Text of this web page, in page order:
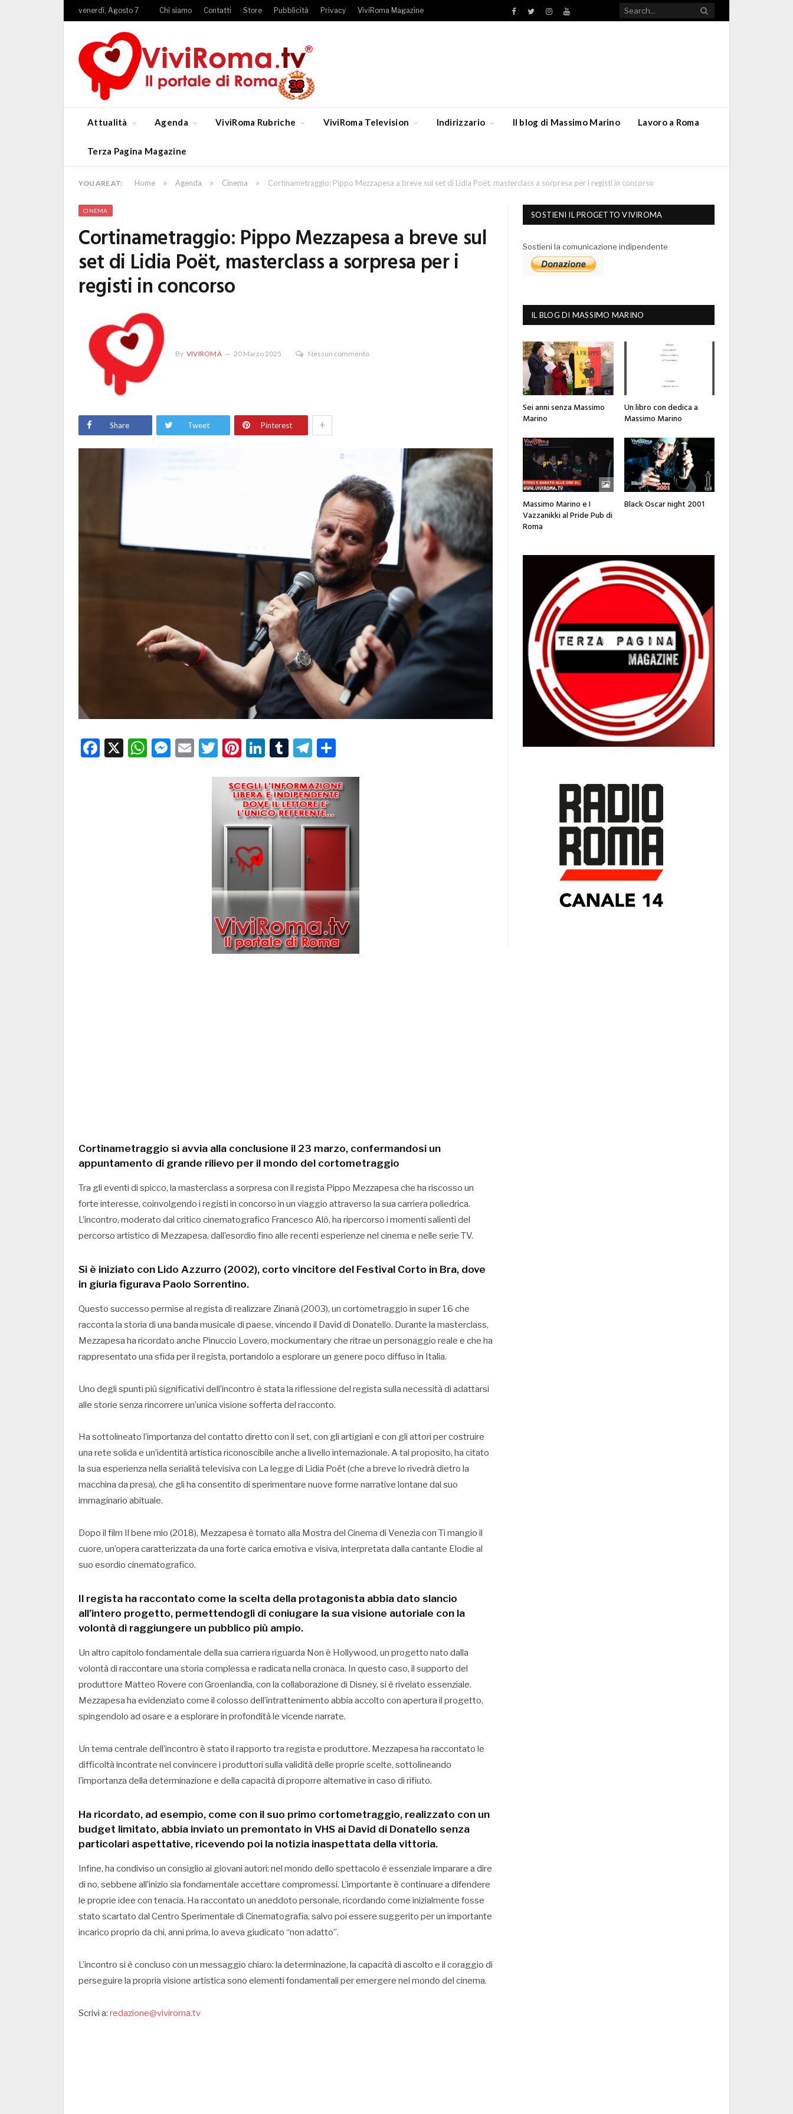
venerdì, Agosto 7 Chi siamo Contatti Store Pubblicità Privacy ViviRoma Magazine Facebook
TwitterInstagramYouTube
Attualità Agenda ViviRoma Rubriche ViviRoma Television Indirizzario Il blog di Massimo Marino Lavoro a Roma
Terza Pagina Magazine
YOU ARE AT: Home » Agenda » Cinema » Cortinametraggio: Pippo Mezzapesa a breve sul set di Lidia Poët, masterclass a sorpresa per i registi in concorso
CINEMA
Cortinametraggio: Pippo Mezzapesa a breve sul
set di Lidia Poët, masterclass a sorpresa per i
registi in concorso
By VIVIROMA 20 Marzo 2025 Nessun commento
Share Tweet Pinterest +
Facebook
X WhatsApp
Messenger
EmailTwitter
Pinterest
LinkedIn
TumblrTelegram
Cortinametraggio si avvia alla conclusione il 23 marzo, confermandosi un
appuntamento di grande rilievo per il mondo del cortometraggio
Tra gli eventi di spicco, la masterclass a sorpresa con il regista Pippo Mezzapesa che ha riscosso un
forte interesse, coinvolgendo i registi in concorso in un viaggio attraverso la sua carriera poliedrica.
L’incontro, moderato dal critico cinematografico Francesco Alò, ha ripercorso i momenti salienti del
percorso artistico di Mezzapesa, dall’esordio fino alle recenti esperienze nel cinema e nelle serie TV.
Si è iniziato con Lido Azzurro (2002), corto vincitore del Festival Corto in Bra, dove
in giuria figurava Paolo Sorrentino.
Questo successo permise al regista di realizzare Zinanà (2003), un cortometraggio in super 16 che
racconta la storia di una banda musicale di paese, vincendo il David di Donatello. Durante la masterclass,
Mezzapesa ha ricordato anche Pinuccio Lovero, mockumentary che ritrae un personaggio reale e che ha
rappresentato una sfida per il regista, portandolo a esplorare un genere poco diffuso in Italia.
Uno degli spunti più significativi dell’incontro è stata la riflessione del regista sulla necessità di adattarsi
alle storie senza rincorrere un’unica visione sofferta del racconto.
Ha sottolineato l’importanza del contatto diretto con il set, con gli artigiani e con gli attori per costruire
una rete solida e un’identità artistica riconoscibile anche a livello internazionale. A tal proposito, ha citato
la sua esperienza nella serialità televisiva con La legge di Lidia Poët (che a breve lo rivedrà dietro la
macchina da presa), che gli ha consentito di sperimentare nuove forme narrative lontane dal suo
immaginario abituale.
Dopo il film Il bene mio (2018), Mezzapesa è tornato alla Mostra del Cinema di Venezia con Ti mangio il
cuore, un’opera caratterizzata da una forte carica emotiva e visiva, interpretata dalla cantante Elodie al
suo esordio cinematografico.
Il regista ha raccontato come la scelta della protagonista abbia dato slancio
all’intero progetto, permettendogli di coniugare la sua visione autoriale con la
volontà di raggiungere un pubblico più ampio.
Un altro capitolo fondamentale della sua carriera riguarda Non è Hollywood, un progetto nato dalla
volontà di raccontare una storia complessa e radicata nella cronaca. In questo caso, il supporto del
produttore Matteo Rovere con Groenlandia, con la collaborazione di Disney, si è rivelato essenziale.
Mezzapesa ha evidenziato come il colosso dell’intrattenimento abbia accolto con apertura il progetto,
spingendolo ad osare e a esplorare in profondità le vicende narrate.
Un tema centrale dell’incontro è stato il rapporto tra regista e produttore. Mezzapesa ha raccontato le
difficoltà incontrate nel convincere i produttori sulla validità delle proprie scelte, sottolineando
l’importanza della determinazione e della capacità di proporre alternative in caso di rifiuto.
Ha ricordato, ad esempio, come con il suo primo cortometraggio, realizzato con un
budget limitato, abbia inviato un premontato in VHS ai David di Donatello senza
particolari aspettative, ricevendo poi la notizia inaspettata della vittoria.
Infine, ha condiviso un consiglio ai giovani autori: nel mondo dello spettacolo è essenziale imparare a dire
di no, sebbene all’inizio sia fondamentale accettare compromessi. L’importante è continuare a difendere
le proprie idee con tenacia. Ha raccontato un aneddoto personale, ricordando come inizialmente fosse
stato scartato dal Centro Sperimentale di Cinematografia, salvo poi essere suggerito per un importante
incarico proprio da chi, anni prima, lo aveva giudicato “non adatto”.
L’incontro si è concluso con un messaggio chiaro: la determinazione, la capacità di ascolto e il coraggio di
perseguire la propria visione artistica sono elementi fondamentali per emergere nel mondo del cinema.
Scrivi a: redazione@viviroma.tv
SOSTIENI IL PROGETTO VIVIROMA
Sostieni la comunicazione indipendente
IL BLOG DI MASSIMO MARINO
Sei anni senza Massimo
Marino
Un libro con dedica a
Massimo Marino
Massimo Marino e I
Vazzanikki al Pride Pub di
Roma
Black Oscar night 2001